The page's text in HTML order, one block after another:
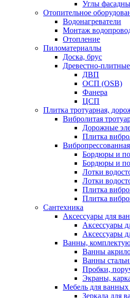
Углы
Отопительное
Водонагреватели
Монтаж
Отопление
Пиломатериаллы
Доска, брус
Древестно-
ДВП
ОСП (OSB)
Фанера
ЦСП
Плитка тротуарная,
Вибролитая
Дорожные
Плитка
Бордюры и
Бордюры и
Лотки
Лотки
Плитка
Плитка
Сантехника
Аксессуары для
Аксессуары
Аксессуары
Ванны,
Ванны
Ванны
Пробки,
Экраны,
Мебель для ванных
Зеркала для